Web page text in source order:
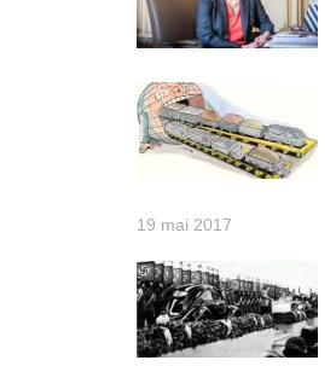
19 mai 2017